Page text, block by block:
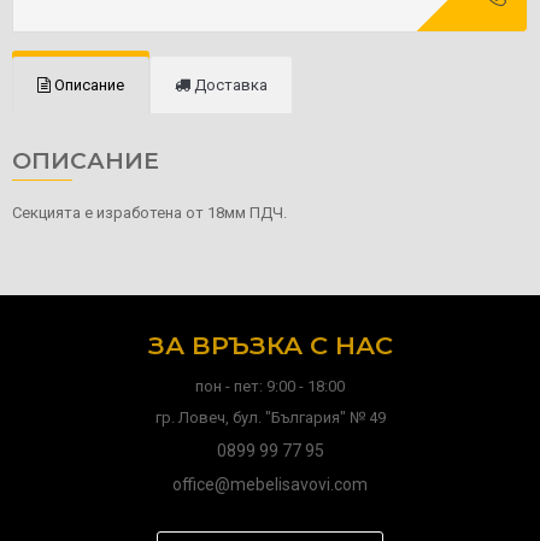
Описание Доставка
ОПИСАНИЕ
Секцията е изработена от 18мм ПДЧ.
ЗА ВРЪЗКА С НАС
пон - пет: 9:00 - 18:00
гр. Ловеч, бул. "България" № 49
0899 99 77 95
office@mebelisavovi.com